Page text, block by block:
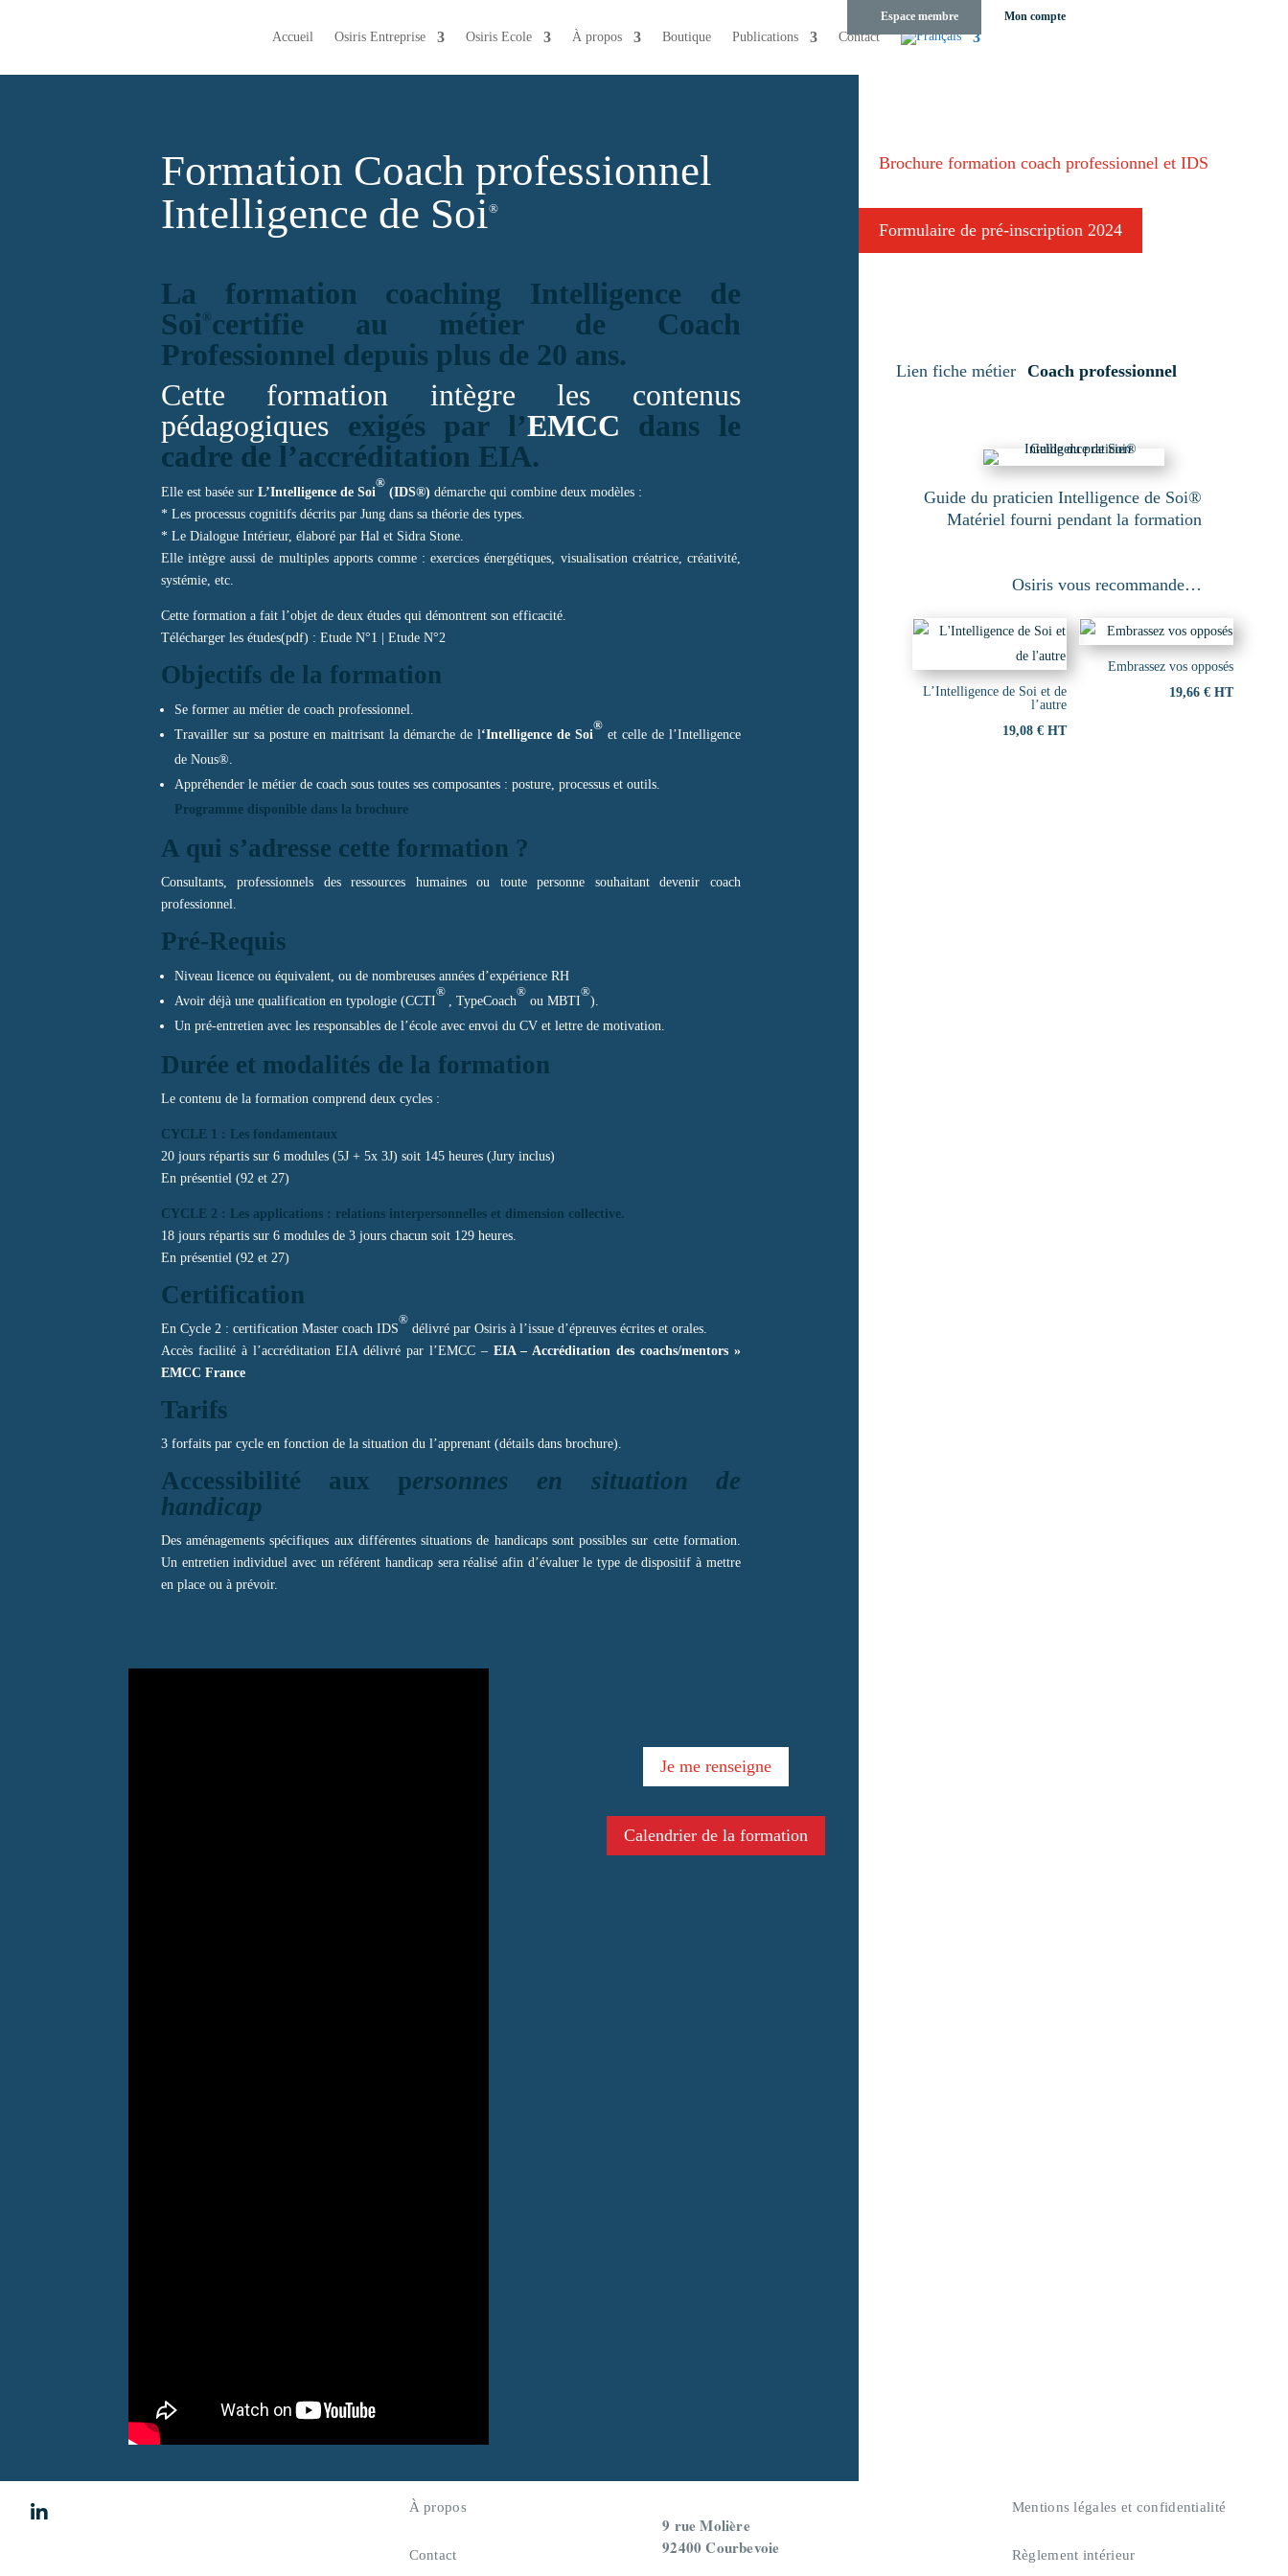
Espace membre Mon compte
Accueil Osiris Entreprise Osiris Ecole À propos Boutique Publications Contact
Formation Coach professionnel
Intelligence de Soi®
La formation coaching Intelligence de
Soi ®certifie au métier de Coach
Professionnel depuis plus de 20 ans.
Cette formation intègre les contenus
pédagogiques exigés par l’EMCC dans le
cadre de l’accréditation EIA.
Elle est basée sur L’Intelligence de Soi
®
(IDS®) démarche qui combine deux modèles :
* Les processus cognitifs décrits par Jung dans sa théorie des types.
* Le Dialogue Intérieur, élaboré par Hal et Sidra Stone.
Elle intègre aussi de multiples apports comme : exercices énergétiques, visualisation créatrice, créativité,
systémie, etc.
Cette formation a fait l’objet de deux études qui démontrent son efficacité.
Télécharger les études(pdf) : Etude N°1 | Etude N°2
Objectifs de la formation
Se former au métier de coach professionnel.
Travailler sur sa posture en maitrisant la démarche de l ‘Intelligence de Soi
®
et celle de l’Intelligence
de Nous®.
Appréhender le métier de coach sous toutes ses composantes : posture, processus et outils.
Programme disponible dans la brochure
A qui s’adresse cette formation ?
Consultants, professionnels des ressources humaines ou toute personne souhaitant devenir coach
professionnel.
Pré-Requis
Niveau licence ou équivalent, ou de nombreuses années d’expérience RH
Avoir déjà une qualification en typologie (CCTI
®
, TypeCoach
®
ou MBTI
®
).
Un pré-entretien avec les responsables de l’école avec envoi du CV et lettre de motivation.
Durée et modalités de la formation
Le contenu de la formation comprend deux cycles :
CYCLE 1 : Les fondamentaux
20 jours répartis sur 6 modules (5J + 5x 3J) soit 145 heures (Jury inclus)
En présentiel (92 et 27)
CYCLE 2 : Les applications : relations interpersonnelles et dimension collective.
18 jours répartis sur 6 modules de 3 jours chacun soit 129 heures.
En présentiel (92 et 27)
Certification
En Cycle 2 : certification Master coach IDS
®
délivré par Osiris à l’issue d’épreuves écrites et orales.
Accès facilité à l’accréditation EIA délivré par l’EMCC – EIA – Accréditation des coachs/mentors »
EMCC France
Tarifs
3 forfaits par cycle en fonction de la situation du l’apprenant (détails dans brochure).
Accessibilité aux personnes en situation de
handicap
Des aménagements spécifiques aux différentes situations de handicaps sont possibles sur cette formation.
Un entretien individuel avec un référent handicap sera réalisé afin d’évaluer le type de dispositif à mettre
en place ou à prévoir.
Je me renseigne
Calendrier de la formation
Brochure formation coach professionnel et IDS
Formulaire de pré-inscription 2024
Lien fiche métier :Coach professionnel
Guide du praticien Intelligence de Soi®
Matériel fourni pendant la formation
Osiris vous recommande…
L’Intelligence de Soi et de
l’autre
19,08€ HT
Embrassez vos opposés
19,66€ HT
 À propos
Contact
9 rue Molière
92400 Courbevoie
Mentions légales et confidentialité
Règlement intérieur